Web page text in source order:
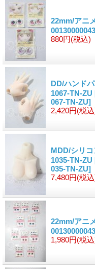
22mm/アニ
880円(税込)
DD/ハンド
1067-TN-ZU
067-TN-ZU]
2,420円(税
MDD/シリ
1035-TN-ZU
035-TN-ZU]
7,480円(税
22mm/アニ
1,980円(税